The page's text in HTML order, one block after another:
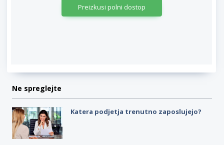
Preizkusi polni dostop
Ne spreglejte
Katera podjetja trenutno zaposlujejo?